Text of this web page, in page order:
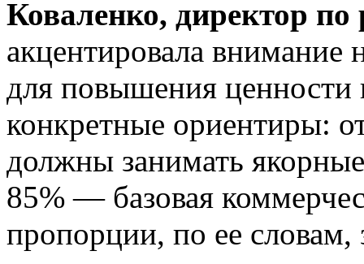
Коваленко, директор
акцентировала внимание
для повышения
конкретные ориентиры:
должны занимать
85% — базовая
пропорции, по ее словам,